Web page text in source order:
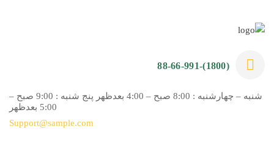
(1800)-88-66-991
شنبه – چهارشنبه : 8:00 صبح – 4:00 بعدظهر پنج شنبه : 9:00 صبح –
5:00 بعدظهر
Support@sample.com